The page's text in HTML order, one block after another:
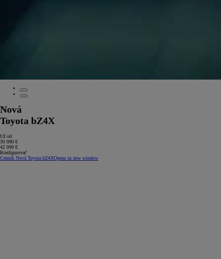
Nová
Toyota bZ4X
Už od
39 990 €
42 990 €
Konfigurovať
Cenník Nová Toyota bZ4XOpens in new window